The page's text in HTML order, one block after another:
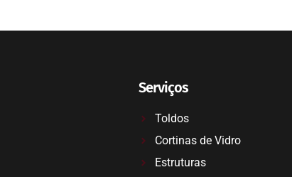
Serviços
Toldos
Cortinas de Vidro
Estruturas